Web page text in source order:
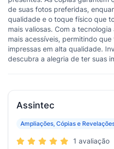
de suas fotos preferidas,
qualidade e o toque físico que
mais valiosas. Com a
mais acessíveis, permitindo
impressas em alta qualidade.
descubra a alegria de ter suas
Assintec
Ampliações, Cópias e
1 avaliação